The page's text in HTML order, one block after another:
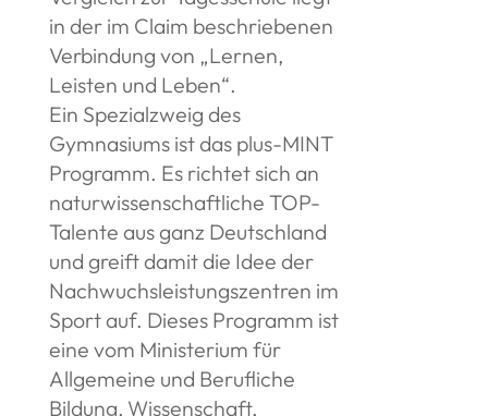
in der im Claim beschriebenen
Verbindung von „Lernen,
Leisten und Leben“.
Ein Spezialzweig des
Gymnasiums ist das plus-MINT
Programm. Es richtet sich an
naturwissenschaftliche TOP-
Talente aus ganz Deutschland
und greift damit die Idee der
Nachwuchsleistungszentren im
Sport auf. Dieses Programm ist
eine vom Ministerium für
Allgemeine und Berufliche
Bildung, Wissenschaft,